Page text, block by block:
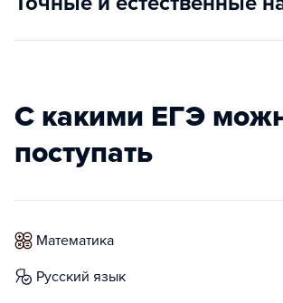
С какими ЕГЭ
поступать
математика
русский язык